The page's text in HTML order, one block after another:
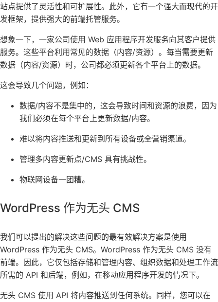
站点提供了灵活性和可扩展性。此外，它有一个强大而现代的开
发框架，提供强大的前端托管服务。
想象一下，一家公司使用 Web 应用程序开发服务向其客户提供
服务。这些平台利用常见的数据（内容/资源）。每当需要更新
数据（内容/资源）时，公司都必须更新各个平台上的数据。
这会导致几个问题，例如：
数据/内容不是集中的，这会导致时间和资源的浪费，因为
我们必须在每个平台上更新数据/内容。
难以将内容推送和更新到所有设备或全营销渠道。
管理多内容更新点/CMS 具有挑战性。
物联网设备一团糟。
WordPress 作为无头 CMS
我们可以提出的解决这些问题的最有效解决方案是使用
WordPress 作为无头 CMS。WordPress 作为无头 CMS 没有
前端。因此，它仅包括存储和管理内容、组织数据和处理工作流
所需的 API 和后端，例如，在移动应用程序开发的情况下。
无头 CMS 使用 API 将内容推送到任何系统。同样，您可以在